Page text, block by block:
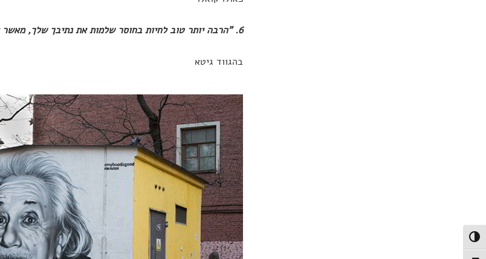
הפעל/כבה ניגודיות גבוהה
6. "הרבה יותר טוב לחיות בחוסר שלמות את נתיבך שלך, מאשר לחיות בשלמות את נתיבו של אחר."
בהגווד גיטא